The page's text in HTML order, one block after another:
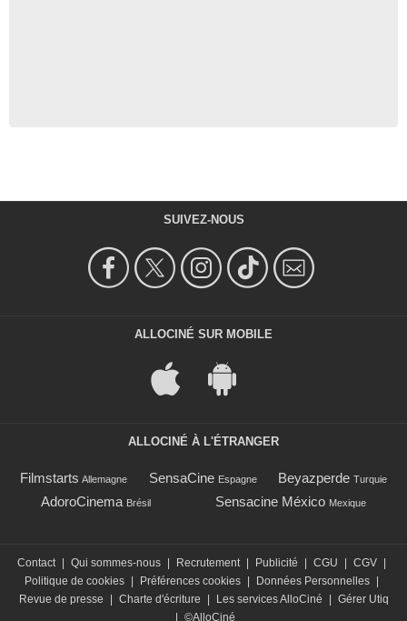
SUIVEZ-NOUS
ALLOCINÉ SUR MOBILE
ALLOCINÉ À L'ÉTRANGER
Filmstarts Allemagne SensaCine Espagne Beyazperde Turquie
AdoroCinema Brésil Sensacine México Mexique
Contact | Qui sommes-nous | Recrutement | Publicité | CGU | CGV |
Politique de cookies | Préférences cookies | Données Personnelles |
Revue de presse
| Charte d'écriture | Les services AlloCiné | Gérer Utiq
| ©AlloCiné